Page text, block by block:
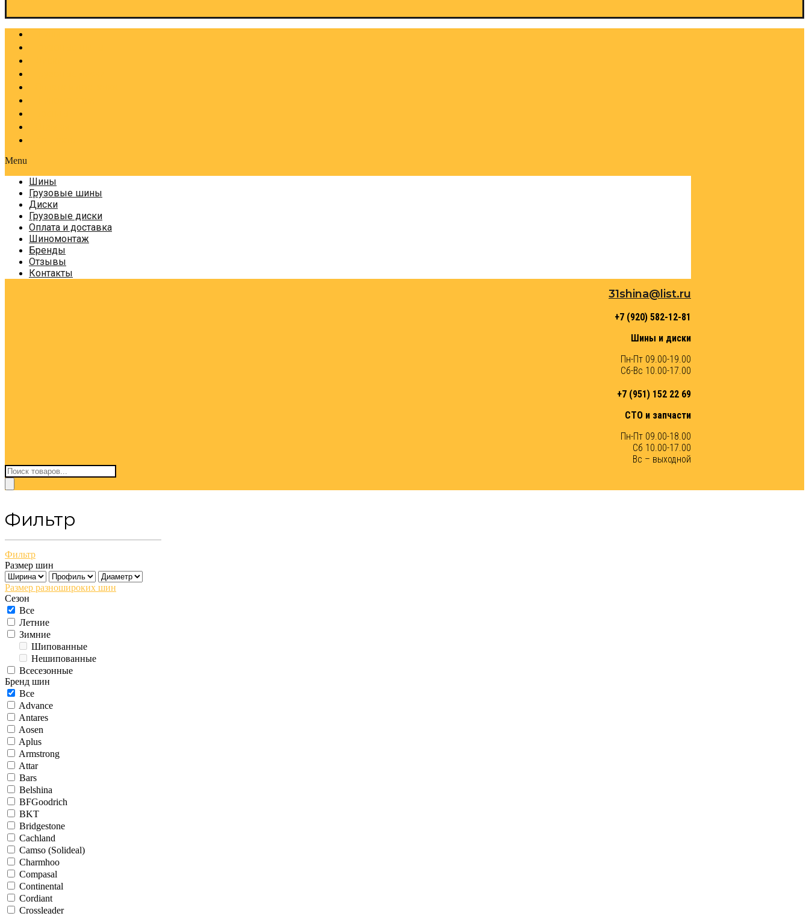
Menu
Шины
Грузовые шины
Диски
Грузовые диски
Оплата и доставка
Шиномонтаж
Бренды
Отзывы
Контакты
31shina@list.ru
+7 (920) 582-12-81
Шины и диски
Пн-Пт 09.00-19.00
Сб-Вс 10.00-17.00
+7 (951) 152 22 69
СТО и запчасти
Пн-Пт 09.00-18.00
Сб 10.00-17.00
Вс – выходной
Поиск
товаров
Фильтр
Фильтр
Размер шин
Размер разношироких шин
Сезон
Все
Летние
Зимние
Шипованные
Нешипованные
Всесезонные
Бренд шин
Все
Advance
Antares
Aosen
Aplus
Armstrong
Attar
Bars
Belshina
BFGoodrich
BKT
Bridgestone
Cachland
Camso (Solideal)
Charmhoo
Compasal
Continental
Cordiant
Crossleader